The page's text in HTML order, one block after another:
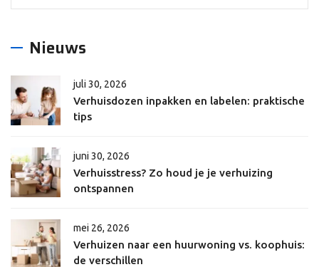
Nieuws
juli 30, 2026
Verhuisdozen inpakken en labelen: praktische
tips
juni 30, 2026
Verhuisstress? Zo houd je je verhuizing
ontspannen
mei 26, 2026
Verhuizen naar een huurwoning vs. koophuis:
de verschillen